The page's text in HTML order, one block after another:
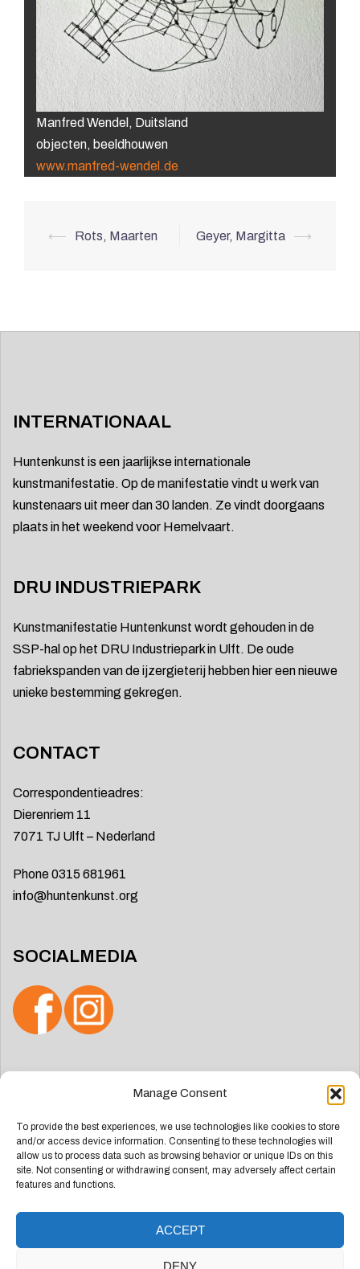
Manage Consent
To provide the best experiences, we use technologies like cookies to store
and/or access device information. Consenting to these technologies will
allow us to process data such as browsing behavior or unique IDs on this
site. Not consenting or withdrawing consent, may adversely affect certain
features and functions.
ACCEPT
DENY
Manfred Wendel, Duitsland
objecten, beeldhouwen
www.manfred-wendel.de
Berichtnavigatie
⟵ Rots, Maarten Geyer, Margitta ⟶
INTERNATIONAAL
Huntenkunst is een jaarlijkse internationale
kunstmanifestatie. Op de manifestatie vindt u werk van
kunstenaars uit meer dan 30 landen. Ze vindt doorgaans
plaats in het weekend voor Hemelvaart.
DRU INDUSTRIEPARK
Kunstmanifestatie Huntenkunst wordt gehouden in de
SSP-hal op het DRU Industriepark in Ulft. De oude
fabriekspanden van de ijzergieterij hebben hier een nieuwe
unieke bestemming gekregen.
CONTACT
Correspondentieadres:
Dierenriem 11
7071 TJ Ulft – Nederland
Phone 0315 681961
info@huntenkunst.org
SOCIALMEDIA
Deze website is ontwikkeld doorGroep Webdesign